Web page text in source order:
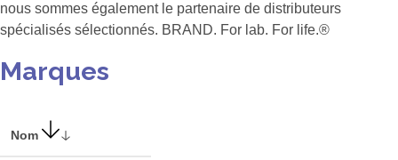
nous sommes également le partenaire de distributeurs
spécialisés sélectionnés. BRAND. For lab. For life.®
Marques
Nom